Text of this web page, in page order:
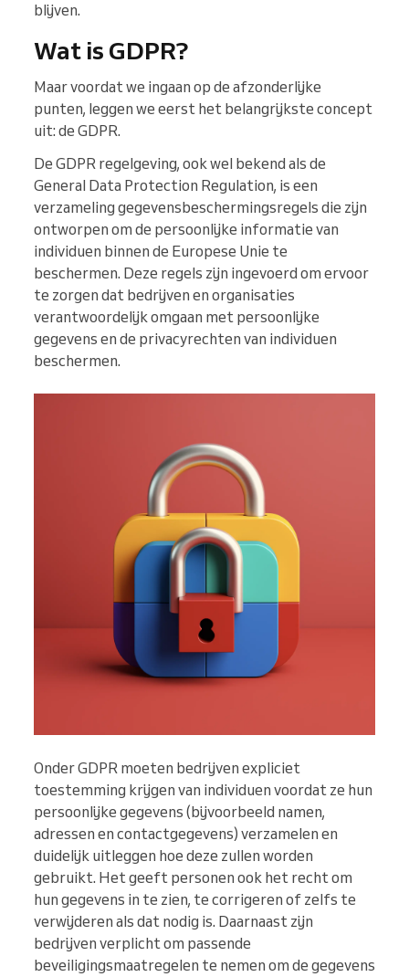
blijven.
Wat is GDPR?
Maar voordat we ingaan op de afzonderlijke
punten, leggen we eerst het belangrijkste concept
uit: de GDPR.
De GDPR regelgeving, ook wel bekend als de
General Data Protection Regulation, is een
verzameling gegevensbeschermingsregels die zijn
ontworpen om de persoonlijke informatie van
individuen binnen de Europese Unie te
beschermen. Deze regels zijn ingevoerd om ervoor
te zorgen dat bedrijven en organisaties
verantwoordelijk omgaan met persoonlijke
gegevens en de privacyrechten van individuen
beschermen.
Onder GDPR moeten bedrijven expliciet
toestemming krijgen van individuen voordat ze hun
persoonlijke gegevens (bijvoorbeeld namen,
adressen en contactgegevens) verzamelen en
duidelijk uitleggen hoe deze zullen worden
gebruikt. Het geeft personen ook het recht om
hun gegevens in te zien, te corrigeren of zelfs te
verwijderen als dat nodig is. Daarnaast zijn
bedrijven verplicht om passende
beveiligingsmaatregelen te nemen om de gegevens